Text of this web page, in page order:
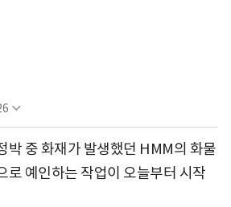
박 중 화재가 발생했던 HMM의 화물
로 예인하는 작업이 오늘부터 시작